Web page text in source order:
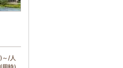
～/人